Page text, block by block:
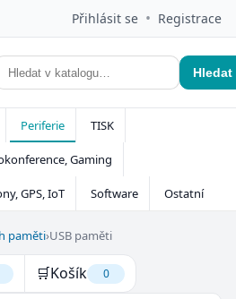
Přihlásit se • Registrace
Hledat
Periferie TISK
Gaming
GPS, IoT Software Ostatní
paměti›USB paměti
🛒Košík 0